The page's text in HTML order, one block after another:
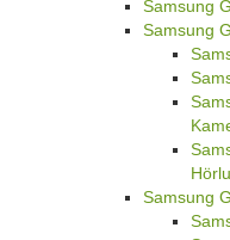
Samsung
Samsung
Samsung